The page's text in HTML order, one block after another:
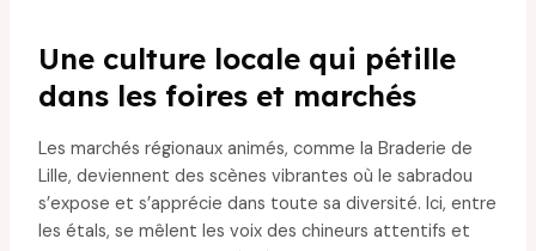
Une culture locale qui pétille
dans les foires et marchés
Les marchés régionaux animés, comme la Braderie de
Lille, deviennent des scènes vibrantes où le sabradou
s’expose et s’apprécie dans toute sa diversité. Ici, entre
les étals, se mêlent les voix des chineurs attentifs et